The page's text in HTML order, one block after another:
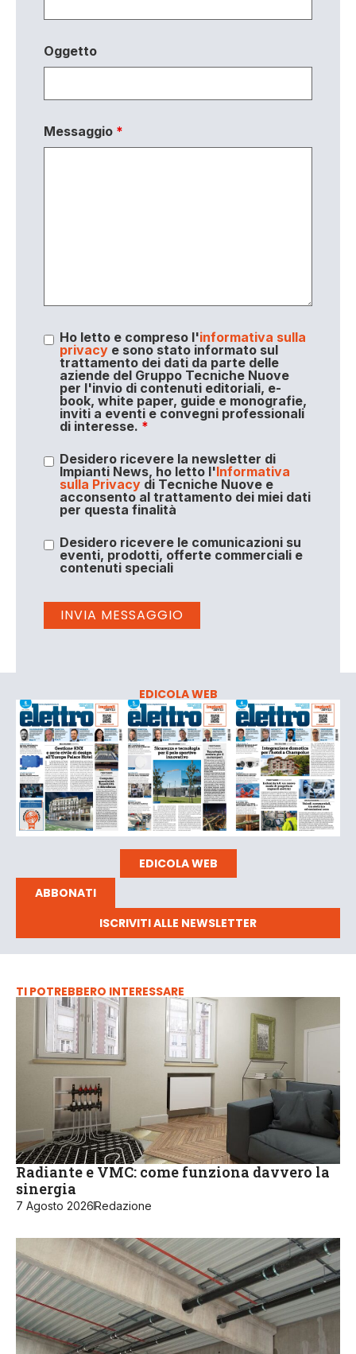
Oggetto
Messaggio *
Ho letto e compreso l'informativa sulla
privacye sono stato informato sul
trattamento dei dati da parte delle
aziende del Gruppo Tecniche Nuove
per l'invio di contenuti editoriali, e-
book, white paper, guide e monografie,
inviti a eventi e convegni professionali
di interesse. *
Desidero ricevere la newsletter di
Impianti News, ho letto l'Informativa
sulla Privacydi Tecniche Nuove e
acconsento al trattamento dei miei dati
per questa finalità
Desidero ricevere le comunicazioni su
eventi, prodotti, offerte commerciali e
contenuti speciali
EDICOLA WEB
EDICOLA WEB
ABBONATI
ISCRIVITI ALLE NEWSLETTER
TI POTREBBERO INTERESSARE
Radiante e VMC: come funziona davvero la
sinergia
7 Agosto 2026Redazione